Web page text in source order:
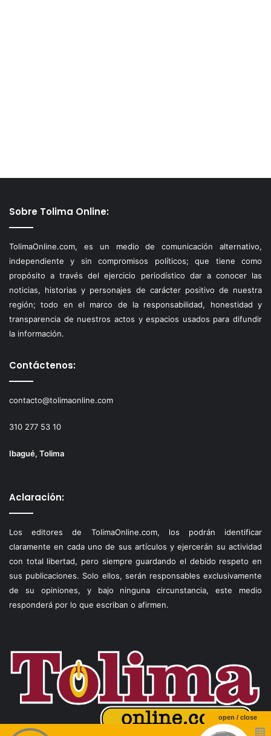
Sobre Tolima Online:
TolimaOnline.com, es un medio de comunicación alternativo,
independiente y sin compromisos políticos; que tiene como
propósito a través del ejercicio periodístico dar a conocer las
noticias, historias y personajes de carácter positivo de nuestra
región; todo en el marco de la responsabilidad, honestidad y
transparencia de nuestros actos y espacios usados para difundir
la información.
Contáctenos:
contacto@tolimaonline.com
310 277 53 10
Ibagué, Tolima
Aclaración:
Los editores de TolimaOnline.com, los podrán identificar
claramente en cada uno de sus artículos y ejercerán su actividad
con total libertad, pero siempre guardando el debido respeto en
sus publicaciones. Solo ellos, serán responsables exclusivamente
de su opiniones, y bajo ninguna circunstancia, este medio
responderá por lo que escriban o afirmen.
open / close